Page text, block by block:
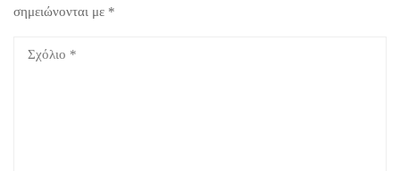
σημειώνονται με *